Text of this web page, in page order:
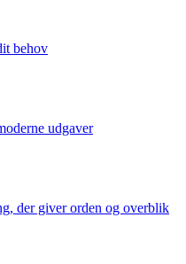
behov
udgaver
der giver orden og overblik